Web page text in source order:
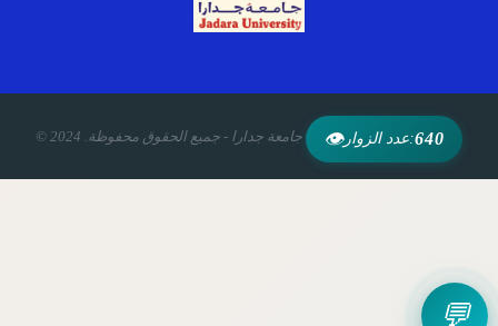
© 2024 .جامعة جدارا - جميع الحقوق محفوظة 👁 عدد الزوار:640
💬